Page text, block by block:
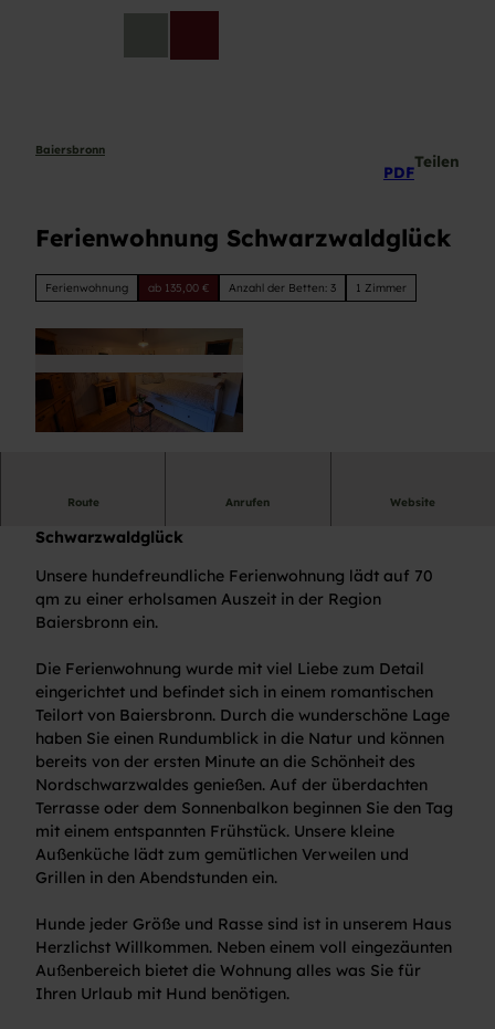
Baiersbronn
PDF
Teilen
Ferienwohnung Schwarzwaldglück
Ferienwohnung ab 135,00 € Anzahl der Betten: 3 1 Zimmer
e
w
o
h
u
n
g
S
c
h
w
a
r
z
a
l
d
g
Route Anrufen Website
Schwarzwaldglück
Unsere hundefreundliche Ferienwohnung lädt auf 70
qm zu einer erholsamen Auszeit in der Region
Baiersbronn ein.
Die Ferienwohnung wurde mit viel Liebe zum Detail
eingerichtet und befindet sich in einem romantischen
Teilort von Baiersbronn. Durch die wunderschöne Lage
haben Sie einen Rundumblick in die Natur und können
bereits von der ersten Minute an die Schönheit des
Nordschwarzwaldes genießen. Auf der überdachten
Terrasse oder dem Sonnenbalkon beginnen Sie den Tag
mit einem entspannten Frühstück. Unsere kleine
Außenküche lädt zum gemütlichen Verweilen und
Grillen in den Abendstunden ein.
Hunde jeder Größe und Rasse sind ist in unserem Haus
Herzlichst Willkommen. Neben einem voll eingezäunten
Außenbereich bietet die Wohnung alles was Sie für
Ihren Urlaub mit Hund benötigen.